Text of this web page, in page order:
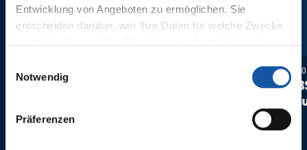
Entwicklung von Angeboten zu ermöglichen. Sie
entscheiden darüber, wer Ihre Daten für welche Zwecke
Trigger Symbol ändern oder widerrufen
Informationen über Ihre geografische Lage erfassen,
Notwendig
Präferenzen
VfL Bochum 1848 -
Samstag,
Hertha
VfL